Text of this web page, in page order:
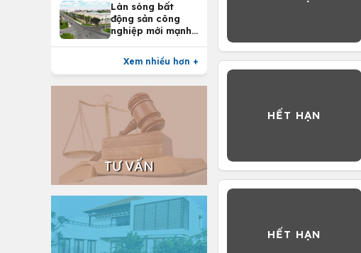
Làn sóng bất
động sản công
nghiệp mới mạnh
Xem nhiều hơn +
TƯ VẤN